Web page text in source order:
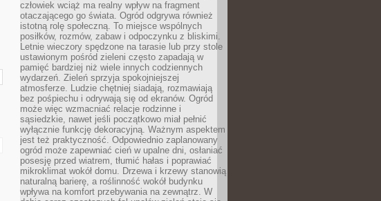
człowiek wciąż ma realny wpływ na fragment
otaczającego go świata. Ogród odgrywa również
istotną rolę społeczną. To miejsce wspólnych
posiłków, rozmów, zabaw i odpoczynku z bliskimi.
Letnie wieczory spędzone na tarasie lub przy stole
ustawionym pośród zieleni często zapadają w
pamięć bardziej niż wiele innych codziennych
wydarzeń. Zieleń sprzyja spokojniejszej
atmosferze. Ludzie chętniej siadają, rozmawiają
bez pośpiechu i odrywają się od ekranów. Ogród
może więc wzmacniać relacje rodzinne i
sąsiedzkie, nawet jeśli początkowo miał pełnić
wyłącznie funkcję dekoracyjną. Ważnym aspektem
jest też praktyczność. Odpowiednio zaplanowany
ogród może zapewniać cień w upalne dni, osłaniać
posesję przed wiatrem, tłumić hałas i poprawiać
mikroklimat wokół domu. Drzewa i krzewy stanowią
naturalną barierę, a roślinność wokół budynku
wpływa na komfort przebywania na zewnątrz. W